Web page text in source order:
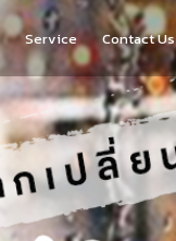
Service Contact Us